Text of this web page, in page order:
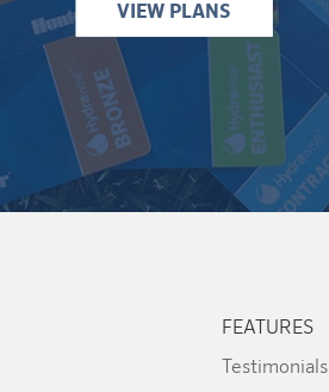
VIEW PLANS
FEATURES
Testimonials